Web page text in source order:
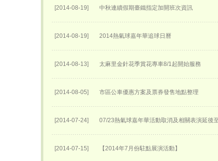
[2014-08-19] 中秋連續假期臺鐵指定加開班次資訊
[2014-08-19] 2014熱氣球嘉年華追球日曆
[2014-08-13] 太麻里金針花季賞花專車8/1起開始服務
[2014-08-05] 市區公車優惠方案及票券發售地點整理
[2014-07-24] 07/23熱氣球嘉年華活動取消及相關表演延後
[2014-07-15] 【2014年7月份駐點展演活動】